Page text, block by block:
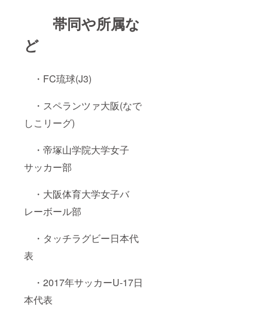
帯同や所属な
ど
・FC琉球(J3)
・スペランツァ大阪(なで
しこリーグ)
・帝塚山学院大学女子
サッカー部
・大阪体育大学女子バ
レーボール部
・タッチラグビー日本代
表
・2017年サッカーU-17日
本代表